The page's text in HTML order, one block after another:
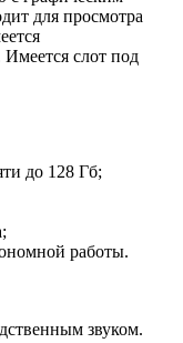
для просмотра
слот под
до 128 Гб;
работы.
звуком.